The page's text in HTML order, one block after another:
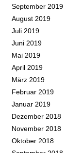
September 2019
August 2019
Juli 2019
Juni 2019
Mai 2019
April 2019
März 2019
Februar 2019
Januar 2019
Dezember 2018
November 2018
Oktober 2018